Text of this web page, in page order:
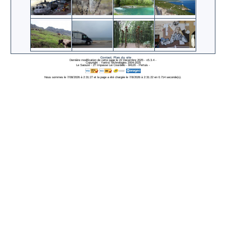
DataDock
Contact ,Plan du site
Dernière modification de cette page le 22 Decembre 2025 - v5.3.4 -
Copyright : Yantra Technologies 2004-2025
Le Saouze - 27 Impasse Lei Courdello - 84120 - Pertuis -
Nous sommes le 7/08/2026 à 2:31:27 et la page a été chargée le 7/8/2026 à 2:31:22 en 0.714 seconde(s).